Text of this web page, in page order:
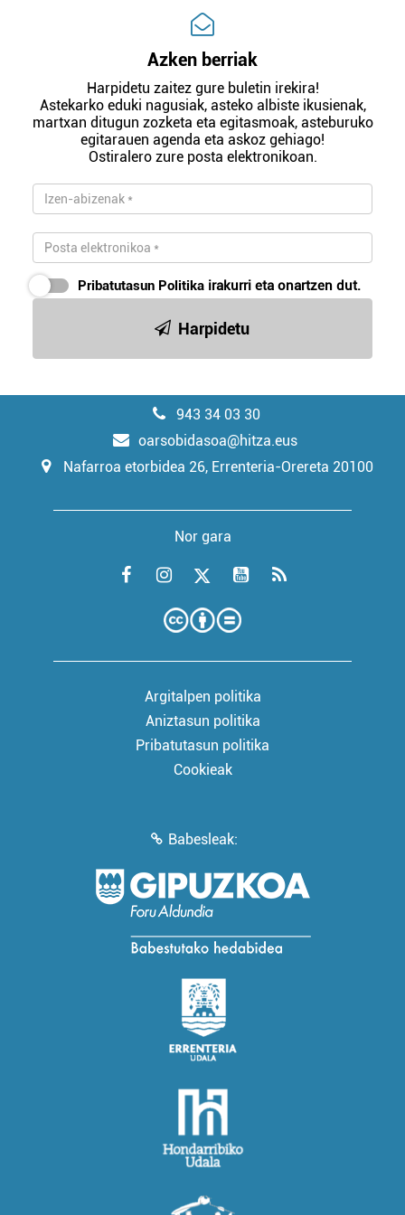
Azken berriak
Harpidetu zaitez gure buletin irekira!
Astekarko eduki nagusiak, asteko albiste ikusienak,
martxan ditugun zozketa eta egitasmoak, asteburuko
egitarauen agenda eta askoz gehiago!
Ostiralero zure posta elektronikoan.
Pribatutasun Politika irakurri eta onartzen dut.
Harpidetu
943 34 03 30
oarsobidasoa@hitza.eus
Nafarroa etorbidea 26, Errenteria-Orereta 20100
Nor gara
Argitalpen politika
Aniztasun politika
Pribatutasun politika
Cookieak
Babesleak: